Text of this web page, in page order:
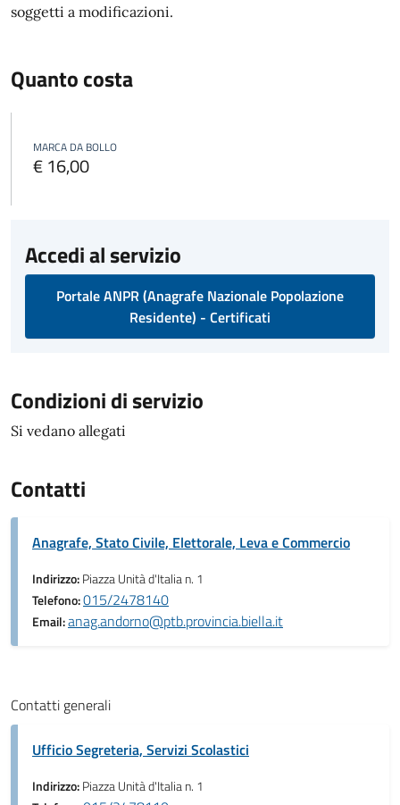
soggetti a modificazioni.
Quanto costa
MARCA DA BOLLO
€ 16,00
Accedi al servizio
Portale ANPR (Anagrafe Nazionale Popolazione
Residente) - Certificati
Condizioni di servizio
Si vedano allegati
Contatti
Anagrafe, Stato Civile, Elettorale, Leva e Commercio
Indirizzo:Piazza Unità d'Italia n. 1
Telefono:015/2478140
Email:anag.andorno@ptb.provincia.biella.it
Contatti generali
Ufficio Segreteria, Servizi Scolastici
Indirizzo:Piazza Unità d'Italia n. 1